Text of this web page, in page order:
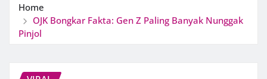
Home
OJK Bongkar Fakta: Gen Z Paling Banyak Nunggak
Pinjol